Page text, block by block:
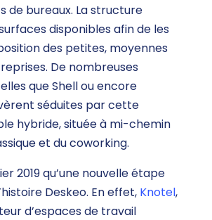
de bureaux. La structure
disponibles afin de les
des petites, moyennes
De nombreuses
que Shell ou encore
séduites par cette
hybride, située à mi-chemin
et du coworking.
2019 qu’une nouvelle étape
Deskeo. En effet, Knotel,
d’espaces de travail